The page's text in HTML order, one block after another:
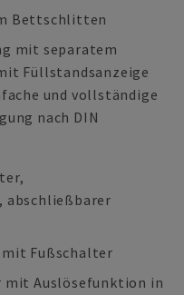
Bettschlitten
mit separatem
Füllstandsanzeige
und vollständige
nach DIN
abschließbarer
Fußschalter
mit Auslösefunktion in